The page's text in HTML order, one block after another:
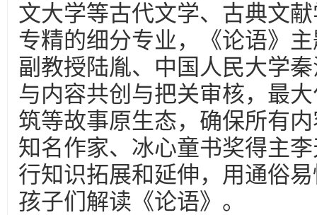
文大学等古代文学、古典文
专精的细分专业，《论语》
副教授陆胤、中国人民大学
与内容共创与把关审核，最
筑等故事原生态，确保所有
知名作家、冰心童书奖得主
行知识拓展和延伸，用通俗
孩子们解读《论语》。